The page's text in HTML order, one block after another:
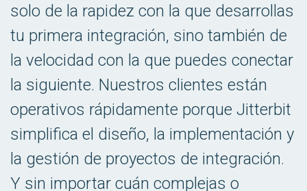
solo de la rapidez con la que desarrollas
tu primera integración, sino también de
la velocidad con la que puedes conectar
la siguiente. Nuestros clientes están
operativos rápidamente porque Jitterbit
simplifica el diseño, la implementación y
la gestión de proyectos de integración.
Y sin importar cuán complejas o